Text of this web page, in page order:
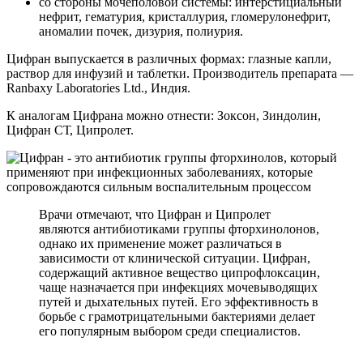
нефрит, гематурия, кристаллурия, гломерулонефрит,
аномалии почек, дизурия, полиурия.
Цифран выпускается в различных формах: глазные капли,
раствор для инфузий и таблетки. Производитель препарата —
Ranbaxy Laboratories Ltd., Индия.
К аналогам Цифрана можно отнести: Зоксон, Зиндолин,
Цифран СТ, Ципролет.
Врачи отмечают, что Цифран и Ципролет
являются антибиотиками группы фторхинолонов,
однако их применение может различаться в
зависимости от клинической ситуации. Цифран,
содержащий активное вещество ципрофлоксацин,
чаще назначается при инфекциях мочевыводящих
путей и дыхательных путей. Его эффективность в
борьбе с грамотрицательными бактериями делает
его популярным выбором среди специалистов.